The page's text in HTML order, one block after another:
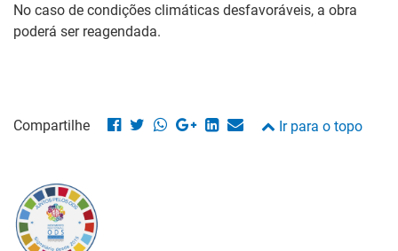
No caso de condições climáticas desfavoráveis, a obra
poderá ser reagendada.
Compartilhe Ir para o topo